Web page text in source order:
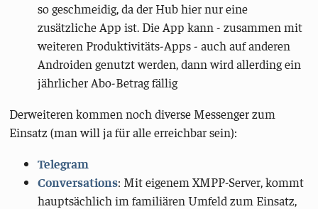
so geschmeidig, da der Hub hier nur eine
zusätzliche App ist. Die App kann - zusammen mit
weiteren Produktivitäts-Apps - auch auf anderen
Androiden genutzt werden, dann wird allerding ein
jährlicher Abo-Betrag fällig
Derweiteren kommen noch diverse Messenger zum
Einsatz (man will ja für alle erreichbar sein):
Telegram
Conversations: Mit eigenem XMPP-Server, kommt
hauptsächlich im familiären Umfeld zum Einsatz,